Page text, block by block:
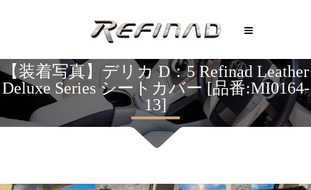
【装着写真】デリカ D：5 Refinad Leather
Deluxe Series シートカバー [品番:MI0164-
13]